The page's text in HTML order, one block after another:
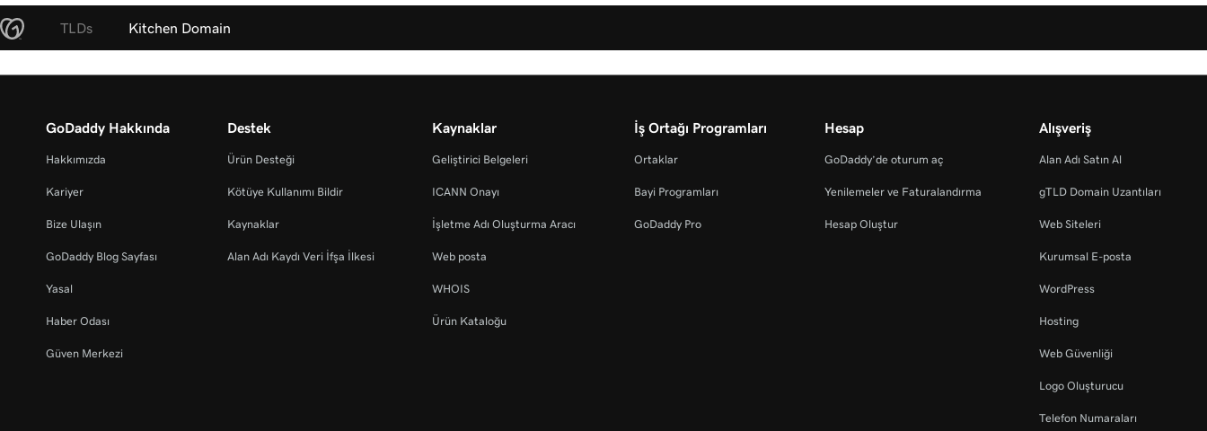
TLDs Kitchen Domain
GoDaddy Hakkında
Hakkımızda
Kariyer
Bize Ulaşın
GoDaddy Blog Sayfası
Yasal
Haber Odası
Güven Merkezi
Destek
Ürün Desteği
Kötüye Kullanımı Bildir
Kaynaklar
Alan Adı Kaydı Veri İfşa İlkesi
Kaynaklar
Geliştirici Belgeleri
ICANN Onayı
İşletme Adı Oluşturma Aracı
Web posta
WHOIS
Ürün Kataloğu
İş Ortağı Programları
Ortaklar
Bayi Programları
GoDaddy Pro
Hesap
GoDaddy’de oturum aç
Yenilemeler ve Faturalandırma
Hesap Oluştur
Alışveriş
Alan Adı Satın Al
gTLD Domain Uzantıları
Web Siteleri
Kurumsal E-posta
WordPress
Hosting
Web Güvenliği
Logo Oluşturucu
Telefon Numaraları